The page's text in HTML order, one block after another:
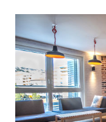
Type de location
Votre date d'entrée